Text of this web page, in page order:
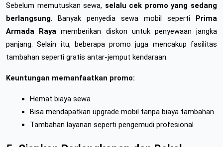
Sebelum memutuskan sewa, selalu cek promo yang sedang
berlangsung. Banyak penyedia sewa mobil seperti Prima
Armada Raya memberikan diskon untuk penyewaan jangka
panjang. Selain itu, beberapa promo juga mencakup fasilitas
tambahan seperti gratis antar-jemput kendaraan.
Keuntungan memanfaatkan promo:
Hemat biaya sewa
Bisa mendapatkan upgrade mobil tanpa biaya tambahan
Tambahan layanan seperti pengemudi profesional